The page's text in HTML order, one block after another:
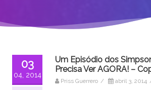
03
04, 2014
Um Episódio dos
Precisa Ver AGORA! –
Priss Guerrero / abril 3, 2014